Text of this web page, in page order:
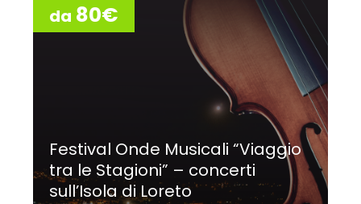
da 80€
Festival Onde Musicali “Viaggio
tra le Stagioni” – concerti
sull’Isola di Loreto